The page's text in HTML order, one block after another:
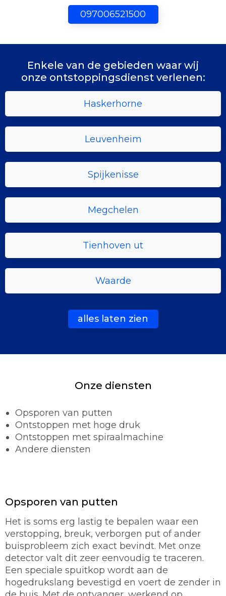
097006521500
Enkele van de gebieden waar wij
onze ontstoppingsdienst verlenen:
Haskerhorne
Leuvenheim
Spijkenisse
Megchelen
Tienhoven ut
Waarde
alles laten zien
Onze diensten
Opsporen van putten
Ontstoppen met hoge druk
Ontstoppen met spiraalmachine
Andere diensten
Opsporen van putten
Het is soms erg lastig te bepalen waar een
verstopping, breuk, verborgen put of ander
buisprobleem zich exact bevindt. Met onze
detector valt dit zeer eenvoudig te traceren.
Een speciale spuitkop wordt aan de
hogedrukslang bevestigd en voert de zender in